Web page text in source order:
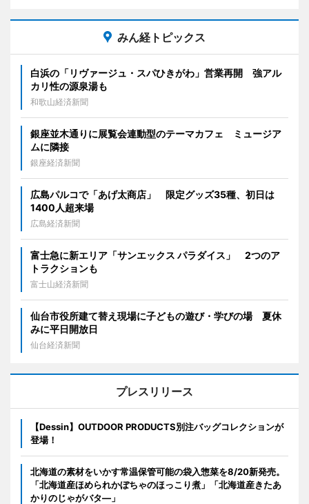
みん経トピックス
白浜の「リヴァージュ・スパひきがわ」営業再開 強アル
カリ性の源泉湯も
和歌山経済新聞
銀座並木通りに展覧会連動型のテーマカフェ ミュージア
ムに隣接
銀座経済新聞
広島パルコで「あげ太商店」 限定グッズ35種、初日は
1400人超来場
広島経済新聞
富士急に新エリア「サンエックス パラダイス」 2つのア
トラクションも
富士山経済新聞
仙台市役所建て替え現場に子どもの遊び・学びの場 夏休
みに平日開放日
仙台経済新聞
プレスリリース
【Dessin】OUTDOOR PRODUCTS別注バッグコレクションが
登場！
北海道の素材をいかす常温保管可能の袋入惣菜を8/20新発売。
「北海道産ほめられかぼちゃのほっこり煮」「北海道産きたあ
かりのじゃがバタ―」